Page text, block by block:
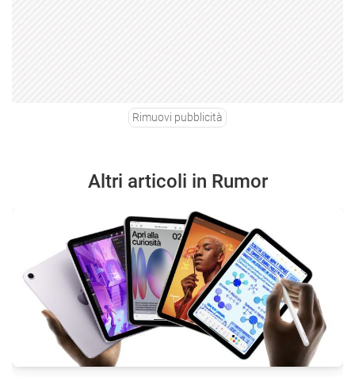
Rimuovi pubblicità
Altri articoli in Rumor